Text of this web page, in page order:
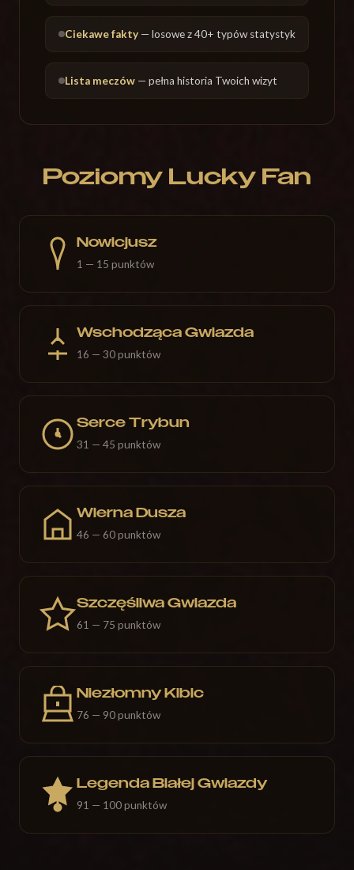
Ciekawe fakty — losowe z 40+ typów statystyk
Lista meczów — pełna historia Twoich wizyt
Poziomy Lucky Fan
Nowicjusz
1 — 15 punktów
Wschodząca Gwiazda
16 — 30 punktów
Serce Trybun
31 — 45 punktów
Wierna Dusza
46 — 60 punktów
Szczęśliwa Gwiazda
61 — 75 punktów
Niezłomny Kibic
76 — 90 punktów
Legenda Białej Gwiazdy
91 — 100 punktów